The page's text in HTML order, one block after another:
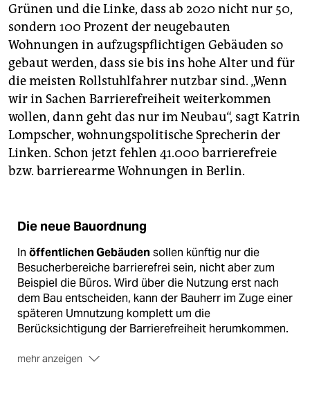
Grünen und die Linke, dass ab 2020 nicht nur 50,
sondern 100 Prozent der neugebauten
Wohnungen in aufzugspflichtigen Gebäuden so
gebaut werden, dass sie bis ins hohe Alter und für
die meisten Rollstuhlfahrer nutzbar sind. „Wenn
wir in Sachen Barrierefreiheit weiterkommen
wollen, dann geht das nur im Neubau“, sagt Katrin
Lompscher, wohnungspolitische Sprecherin der
Linken. Schon jetzt fehlen 41.000 barrierefreie
bzw. barrierearme Wohnungen in Berlin.
Die neue Bauordnung
In öffentlichen Gebäudensollen künftig nur die
Besucherbereiche barrierefrei sein, nicht aber zum
Beispiel die Büros. Wird über die Nutzung erst nach
dem Bau entscheiden, kann der Bauherr im Zuge einer
späteren Umnutzung komplett um die
Berücksichtigung der Barrierefreiheit herumkommen.
mehr anzeigen